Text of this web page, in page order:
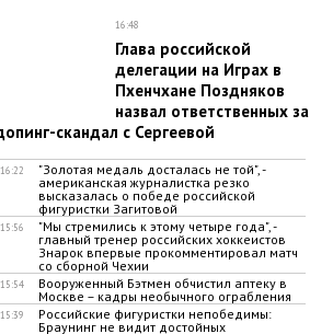
16:48
Глава российской
делегации на Играх в
Пхенчхане Поздняков
назвал ответственных за
скандал с Сергеевой
16:22
"Золотая медаль досталась не той", -
американская журналистка резко
высказалась о победе российской
фигуристки Загитовой
15:56
"Мы стремились к этому четыре года", -
главный тренер российских хоккеистов
Знарок впервые прокомментировал матч
со сборной Чехии
15:54
Вооруженный Бэтмен обчистил аптеку в
Москве – кадры необычного ограбления
15:39
Российские фигуристки непобедимы:
Браунинг не видит достойных